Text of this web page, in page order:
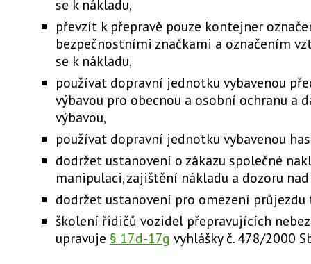
se k nákladu,
převzít k přepravě pouze kontejner
bezpečnostními značkami a označením
se k nákladu,
používat dopravní jednotku vybavenou
výbavou pro obecnou a osobní ochranu a
výbavou,
používat dopravní jednotku vybavenou
dodržet ustanovení o zákazu společné
manipulaci, zajištění nákladu a dozoru
dodržet ustanovení pro omezení průjezdu
školení řidičů vozidel přepravujících
upravuje § 17d-17g vyhlášky č. 478/2000